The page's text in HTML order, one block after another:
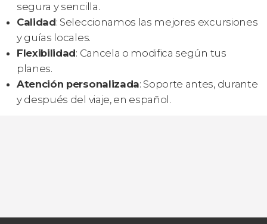
segura y sencilla.
Calidad: Seleccionamos las mejores excursiones
y guías locales.
Flexibilidad: Cancela o modifica según tus
planes.
Atención personalizada: Soporte antes, durante
y después del viaje, en español.